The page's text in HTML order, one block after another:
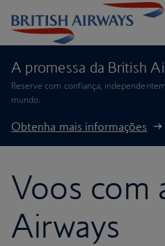
A promessa da British
Reserve com confiança,
mundo.
Obtenha mais informações
Voos com
Airways